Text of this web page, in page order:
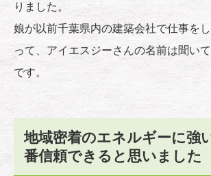
りました。
娘が以前千葉県内の建築会社で仕事を
って、アイエスジーさんの名前は聞い
です。
地域密着のエネルギーに強
番信頼できると思いました